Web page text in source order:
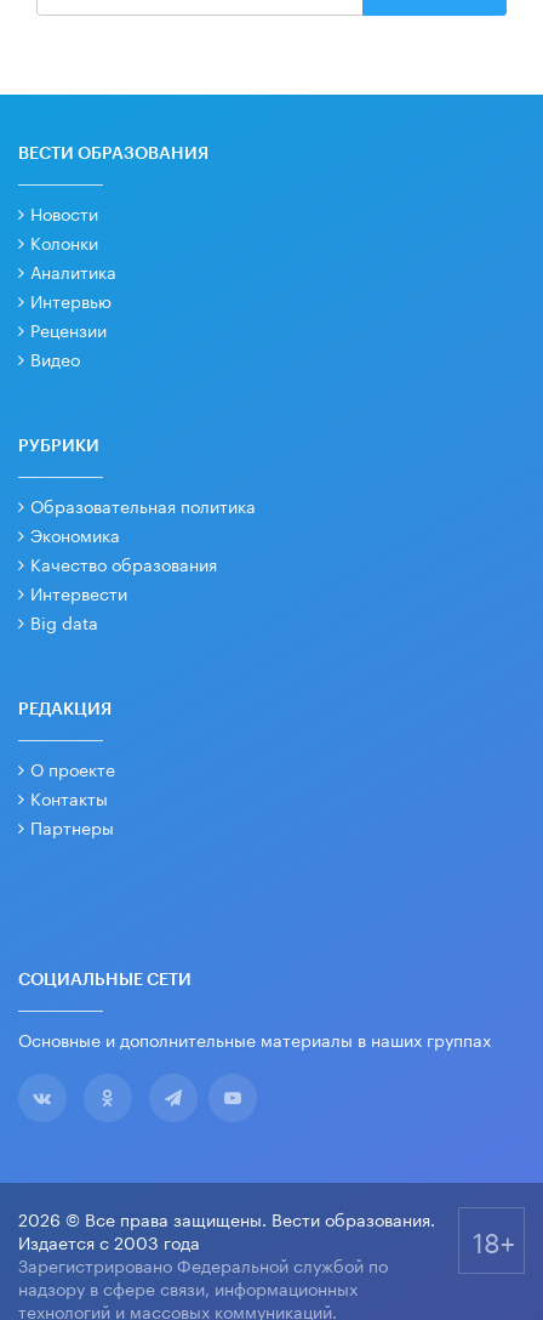
ВЕСТИ ОБРАЗОВАНИЯ
Новости
Колонки
Аналитика
Интервью
Рецензии
Видео
РУБРИКИ
Образовательная политика
Экономика
Качество образования
Интервести
Big data
РЕДАКЦИЯ
О проекте
Контакты
Партнеры
СОЦИАЛЬНЫЕ СЕТИ
Основные и дополнительные материалы в наших группах
2026 © Все права защищены. Вести образования.
Издается с 2003 года
Зарегистрировано Федеральной службой по
надзору в сфере связи, информационных
технологий и массовых коммуникаций.
18+